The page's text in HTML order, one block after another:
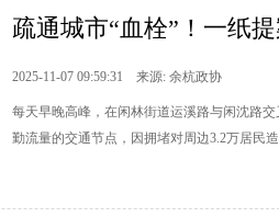
疏通城市“血栓”！一纸
2025-11-07 09:59:31 来源: 余杭政协
每天早晚高峰，在闲林街道运溪路与闲沈路
勤流量的交通节点，因拥堵对周边3.2万居民